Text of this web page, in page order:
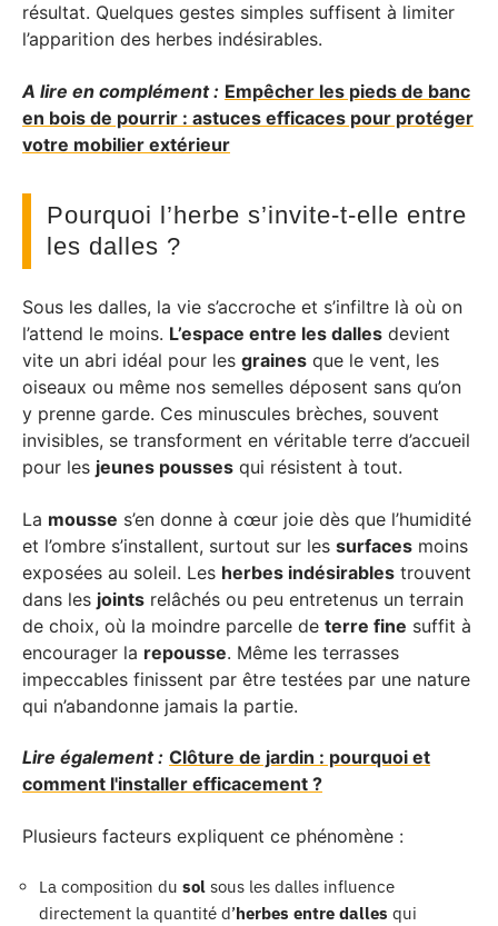
résultat. Quelques gestes simples suffisent à limiter
l’apparition des herbes indésirables.
A lire en complément : Empêcher les pieds de banc
en bois de pourrir : astuces efficaces pour protéger
votre mobilier extérieur
Pourquoi l’herbe s’invite-t-elle entre
les dalles ?
Sous les dalles, la vie s’accroche et s’infiltre là où on
l’attend le moins. L’espace entre les dalles devient
vite un abri idéal pour les graines que le vent, les
oiseaux ou même nos semelles déposent sans qu’on
y prenne garde. Ces minuscules brèches, souvent
invisibles, se transforment en véritable terre d’accueil
pour les jeunes pousses qui résistent à tout.
La mousse s’en donne à cœur joie dès que l’humidité
et l’ombre s’installent, surtout sur les surfaces moins
exposées au soleil. Les herbes indésirables trouvent
dans les joints relâchés ou peu entretenus un terrain
de choix, où la moindre parcelle de terre fine suffit à
encourager la repousse. Même les terrasses
impeccables finissent par être testées par une nature
qui n’abandonne jamais la partie.
Lire également : Clôture de jardin : pourquoi et
comment l'installer efficacement ?
Plusieurs facteurs expliquent ce phénomène :
La composition du sol sous les dalles influence
directement la quantité d’herbes entre dalles qui